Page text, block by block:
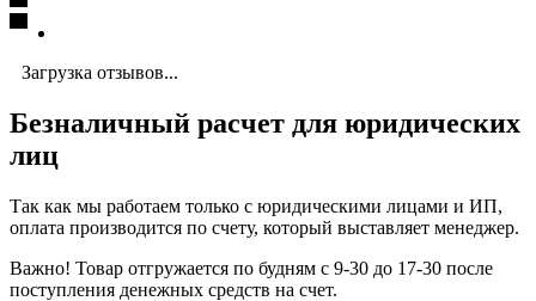
Загрузка отзывов...
Безналичный расчет для юридических
лиц
Так как мы работаем только с юридическими лицами и ИП,
оплата производится по счету, который выставляет менеджер.
Важно! Товар отгружается по будням с 9-30 до 17-30 после
поступления денежных средств на счет.